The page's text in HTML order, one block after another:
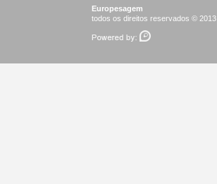
Europesagem
todos os direitos reservados © 2013